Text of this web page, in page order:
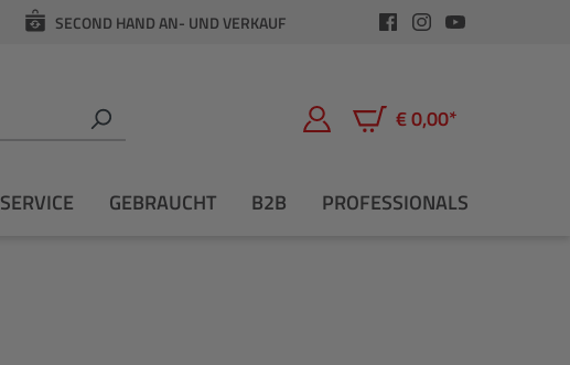
SECOND HAND AN- UND VERKAUF
€ 0,00*
Warenkorb enthält 0
SERVICE GEBRAUCHT B2B PROFESSIONALS